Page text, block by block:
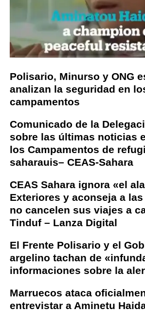
Polisario, Minurso y ONG
analizan la seguridad en
campamentos
Comunicado de la
sobre las últimas noticias
los Campamentos de
saharauis– CEAS-Sahara
CEAS Sahara ignora «el
Exteriores y aconseja a
no cancelen sus viajes a
Tinduf – Lanza Digital
El Frente Polisario y el
argelino tachan de
informaciones sobre la
Marruecos ataca
entrevistar a Aminetu